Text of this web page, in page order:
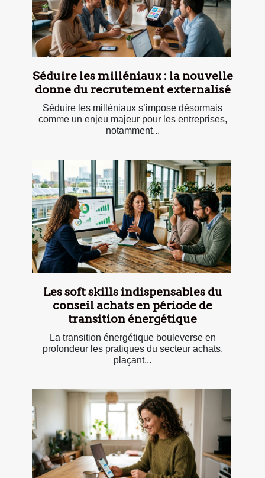
Séduire les milléniaux : la nouvelle
donne du recrutement externalisé
Séduire les milléniaux s’impose désormais
comme un enjeu majeur pour les entreprises,
notamment...
Les soft skills indispensables du
conseil achats en période de
transition énergétique
La transition énergétique bouleverse en
profondeur les pratiques du secteur achats,
plaçant...